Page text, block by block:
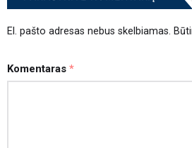
El. pašto adresas nebus skelbiamas.
Komentaras *